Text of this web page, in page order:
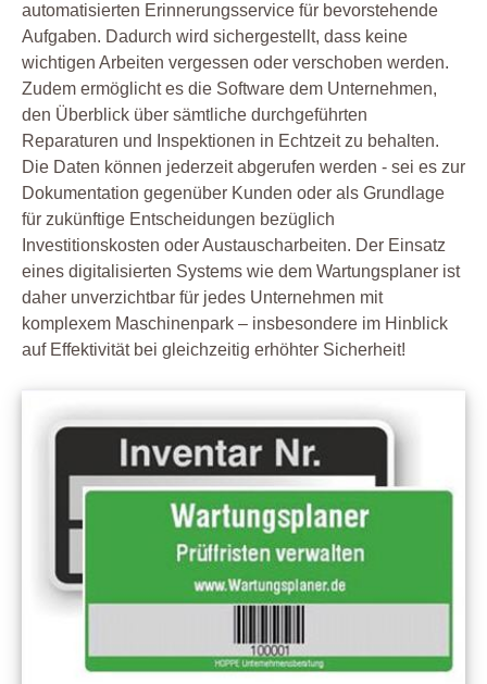
automatisierten Erinnerungsservice für bevorstehende
Aufgaben. Dadurch wird sichergestellt, dass keine
wichtigen Arbeiten vergessen oder verschoben werden.
Zudem ermöglicht es die Software dem Unternehmen,
den Überblick über sämtliche durchgeführten
Reparaturen und Inspektionen in Echtzeit zu behalten.
Die Daten können jederzeit abgerufen werden - sei es zur
Dokumentation gegenüber Kunden oder als Grundlage
für zukünftige Entscheidungen bezüglich
Investitionskosten oder Austauscharbeiten. Der Einsatz
eines digitalisierten Systems wie dem Wartungsplaner ist
daher unverzichtbar für jedes Unternehmen mit
komplexem Maschinenpark – insbesondere im Hinblick
auf Effektivität bei gleichzeitig erhöhter Sicherheit!